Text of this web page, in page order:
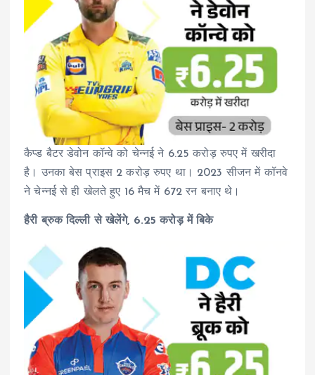
कैप्ड बैटर डेवोन कॉन्वे को चेन्नई ने 6.25 करोड़ रुपए में खरीदा
है। उनका बेस प्राइस 2 करोड़ रुपए था। 2023 सीजन में कॉनवे
ने चेन्नई से ही खेलते हुए 16 मैच में 672 रन बनाए थे।
हैरी ब्रुक दिल्ली से खेलेंगे, 6.25 करोड़ में बिके